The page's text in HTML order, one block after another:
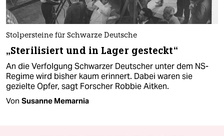
Stolpersteine für Schwarze Deutsche
„Sterilisiert und in Lager gesteckt“
An die Verfolgung Schwarzer Deutscher unter dem NS-
Regime wird bisher kaum erinnert. Dabei waren sie
gezielte Opfer, sagt Forscher Robbie Aitken.
Von Susanne Memarnia